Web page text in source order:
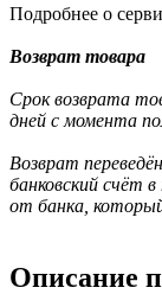
Подробнее о
Возврат товара
Срок возврата
дней с момента
Возврат
банковский счёт
от банка,
Описание